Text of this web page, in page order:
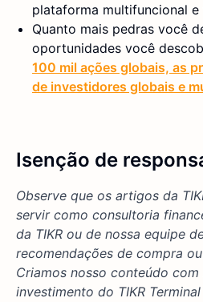
plataforma multifuncional e
Quanto mais pedras você
oportunidades você
100 mil ações globais, as
de investidores globais e
Isenção de
Observe que os artigos da
servir como consultoria
da TIKR ou de nossa equipe
recomendações de compra
Criamos nosso conteúdo
investimento do TIKR